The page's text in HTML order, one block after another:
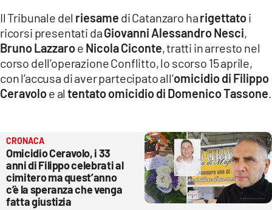
LACTV.IT
LACONAIR.IT
LACITYMAG.IT
COSENZACHANNEL.IT
ILVIBONESE.IT
CATANZAROCHANNEL.IT
Il Tribunale del riesame di Catanzaro harigettatoi
ricorsi presentati daGiovanni Alessandro Nesci,
Bruno Lazzaroe Nicola Ciconte, tratti in arresto nel
corso dell’operazione Conflitto, lo scorso 15 aprile,
con l’accusa di aver partecipato all’omicidio di Filippo
Ceravoloe altentato omicidio di Domenico Tassone
CRONACA
Omicidio Ceravolo, i 33
anni di Filippo celebrati al
cimitero ma quest’anno
c’è la speranza che venga
fatta giustizia